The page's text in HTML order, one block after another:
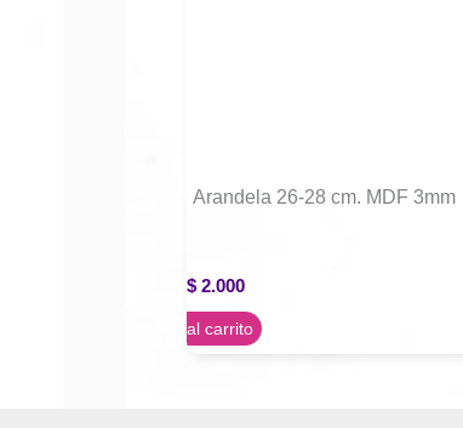
Arandela 26-28 cm. MDF 3mm
$ 2.000
Agregar al carrito